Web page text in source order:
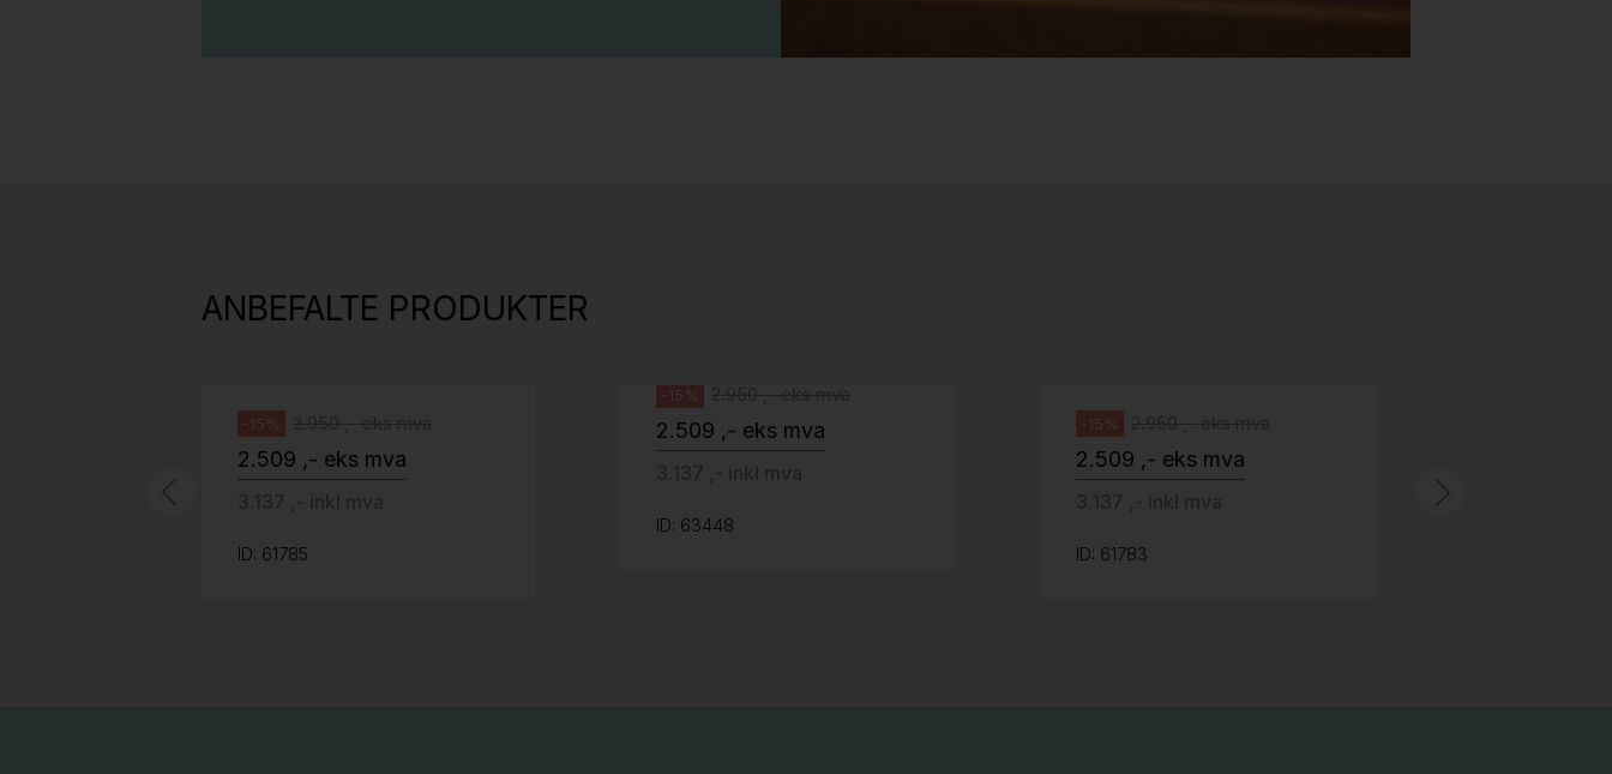
ANBEFALTE PRODUKTER
grått fotkryss, Pent brukt
-15%
2.509 ,- eks mva
ID: 61785
-15%
2.509 ,- eks mva
ID: 63448
-15%
2.509 ,- eks mva
ID: 61783